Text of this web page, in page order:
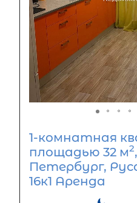
1-комнатная
площадью 32 м2
Петербург,
16к1 Аренда